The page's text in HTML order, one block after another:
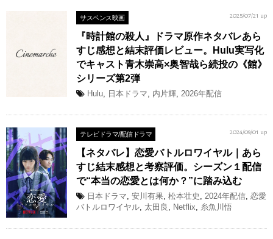
サスペンス映画 2025/07/21 up
『時計館の殺人』ドラマ原作ネタバレあら
すじ感想と結末評価レビュー。Hulu実写化
でキャスト青木崇高×奥智哉ら続投の《館》
シリーズ第2弾
Hulu, 日本ドラマ, 内片輝, 2026年配信
テレビドラマ/配信ドラマ 2024/09/01 up
【ネタバレ】恋愛バトルロワイヤル｜あら
すじ結末感想と考察評価。シーズン１配信
で“本当の恋愛とは何か？”に踏み込む
日本ドラマ, 安川有果, 松本壮史 , 2024年配信, 恋愛
バトルロワイヤル, 太田良 , Netflix, 糸魚川悟